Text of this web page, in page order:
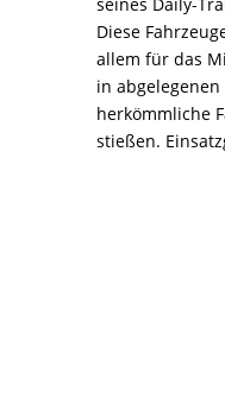
seines Daily-
Diese
allem für das
in
herkömmliche
stießen.